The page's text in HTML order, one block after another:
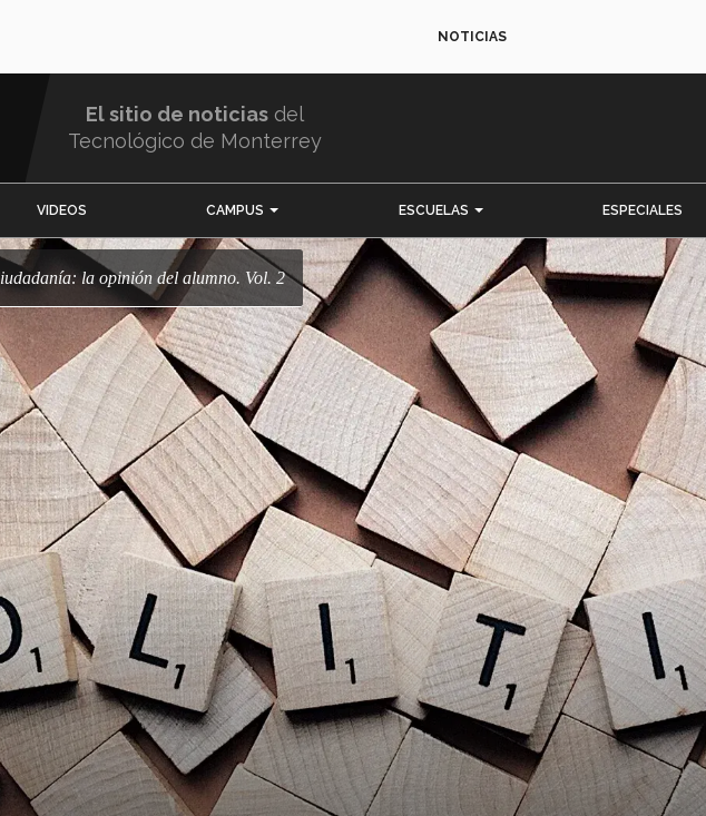
NOTICIAS
El sitio de noticias del
Tecnológico de Monterrey
VIDEOS CAMPUS ESCUELAS ESPECIALES
Ciudadanía: la opinión del alumno. Vol. 2